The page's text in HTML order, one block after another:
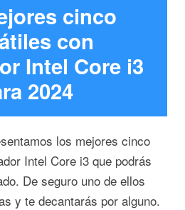
cinco
con
Intel Core i3
2024
los mejores cinco
Intel Core i3 que podrás
De seguro uno de ellos
y te decantarás por alguno.